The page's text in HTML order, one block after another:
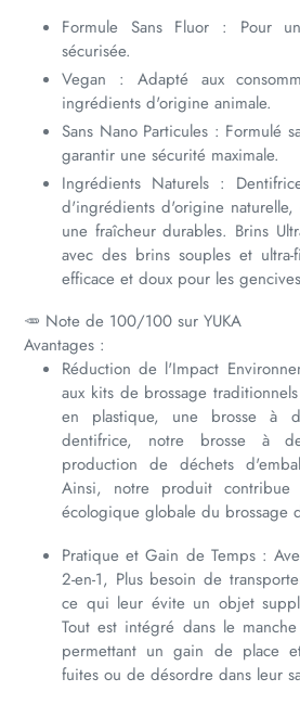
Formule Sans Fluor : Pour
sécurisée.
Vegan : Adapté aux
ingrédients d'origine animale.
Sans Nano Particules : Formulé
garantir une sécurité maximale.
Ingrédients Naturels :
d'ingrédients d'origine
une fraîcheur durables. Brins
avec des brins souples et
efficace et doux pour les
🥕 Note de 100/100 sur YUKA
Avantages :
Réduction de l'Impact
aux kits de brossage
en plastique, une brosse à
dentifrice, notre brosse à
production de déchets
Ainsi, notre produit contribue
écologique globale du brossage
Pratique et Gain de Temps :
2-en-1, Plus besoin de
ce qui leur évite un objet
Tout est intégré dans le
permettant un gain de place
fuites ou de désordre dans leur